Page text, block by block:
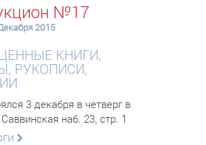
№17
2015
КНИГИ,
РУКОПИСИ,
3 декабря в четверг в
наб. 23, стр. 1